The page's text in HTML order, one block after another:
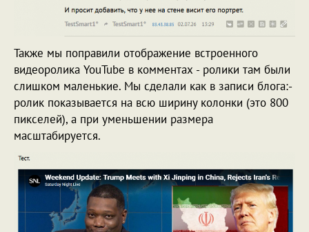
Также мы поправили отображение встроенного
видеоролика YouTube в комментах - ролики там были
слишком маленькие. Мы сделали как в записи блога:-
ролик показывается на всю ширину колонки (это 800
пикселей), а при уменьшении размера
масштабируется.